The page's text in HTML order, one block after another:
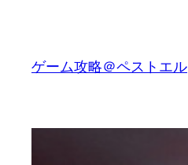
ゲーム攻略＠ペストエル